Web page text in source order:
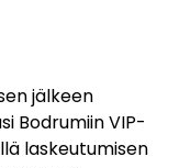
jälkeen
Bodrumiin VIP-
laskeutumisen